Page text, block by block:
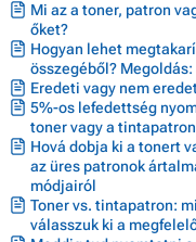
Mi az a toner, patron
őket?
Hogyan lehet
összegéből?
Eredeti vagy nem
5%-os lefedettség
toner vagy a
Hová dobja ki a tonert
az üres patronok
módjairól
Toner vs. tintapatron:
válasszuk ki a